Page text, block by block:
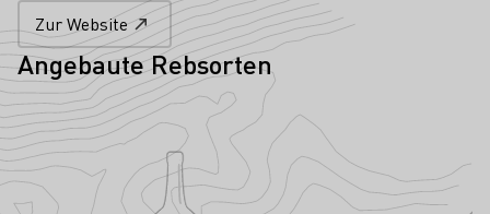
Zur Website
Angebaute Rebsorten